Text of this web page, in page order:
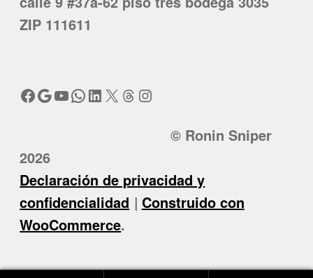
ZIP 111611
Facebook
Google
YouTube
WhatsApp
LinkedIn
X Threads
Instagram
© Ronin Sniper
2026
Declaración de privacidad y
confidencialidad
Construido con
WooCommerce.